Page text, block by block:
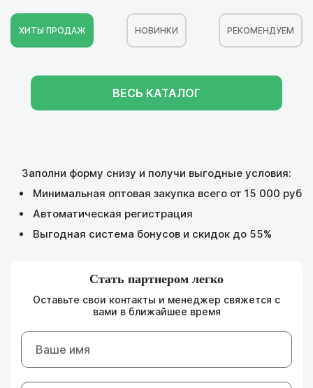
ХИТЫ ПРОДАЖ НОВИНКИ РЕКОМЕНДУЕМ
ВЕСЬ КАТАЛОГ
Заполни форму снизу и получи выгодные условия:
Минимальная оптовая закупка всего от 15 000 руб
Автоматическая регистрация
Выгодная система бонусов и скидок до 55%
Стать партнером легко
Оставьте свои контакты и менеджер свяжется с
вами в ближайшее время